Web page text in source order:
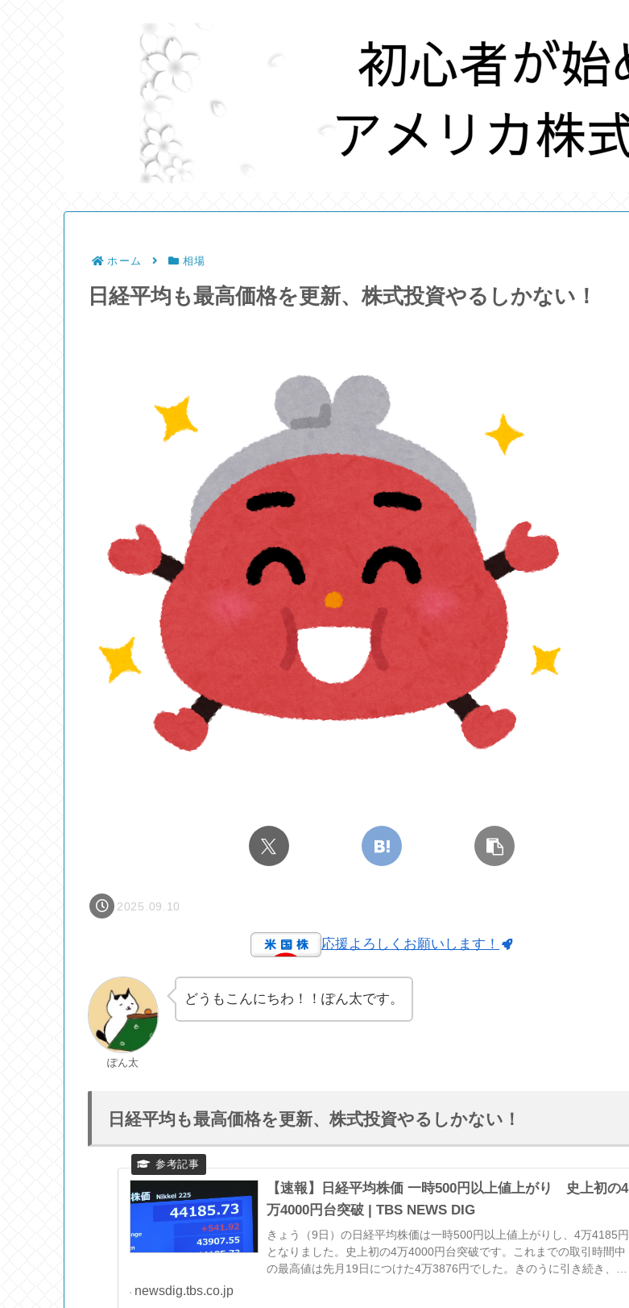
ホーム 相場
日経平均も最高価格を更新、株式投資やるしかない！
2025.09.10
応援よろしくお願いします！
ぽん太
どうもこんにちわ！！ぽん太です。
日経平均も最高価格を更新、株式投資やるしかない！
【速報】日経平均株価 一時500円以上値上がり 史上初の4
万4000円台突破 | TBS NEWS DIG
きょう（9日）の日経平均株価は一時500円以上値上がりし、4万4185円
となりました。史上初の4万4000円台突破です。これまでの取引時間中
の最高値は先月19日につけた4万3876円でした。きのうに引き続き、政
newsdig.tbs.co.jp